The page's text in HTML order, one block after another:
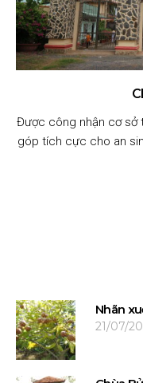
Được công nhận cơ sở
góp tích cực cho an
Nhãn
21/07/